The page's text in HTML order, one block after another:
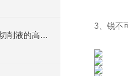
铁屑压块机如何实现切削液的高效回收？
3、锐不